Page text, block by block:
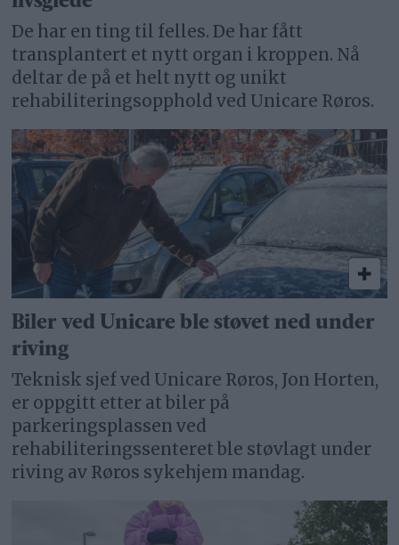
De har en ting til felles. De har fått
transplantert et nytt organ i kroppen. Nå
deltar de på et helt nytt og unikt
rehabiliteringsopphold ved Unicare Røros.
Biler ved Unicare ble støvet ned under
riving
Teknisk sjef ved Unicare Røros, Jon Horten,
er oppgitt etter at biler på
parkeringsplassen ved
rehabiliteringssenteret ble støvlagt under
riving av Røros sykehjem mandag.